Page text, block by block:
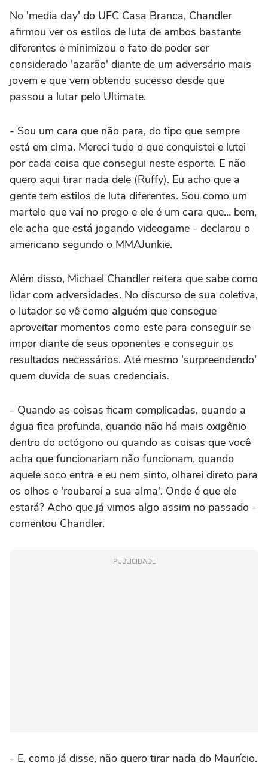
No 'media day' do UFC Casa Branca, Chandler
afirmou ver os estilos de luta de ambos bastante
diferentes e minimizou o fato de poder ser
considerado 'azarão' diante de um adversário mais
jovem e que vem obtendo sucesso desde que
passou a lutar pelo Ultimate.
- Sou um cara que não para, do tipo que sempre
está em cima. Mereci tudo o que conquistei e lutei
por cada coisa que consegui neste esporte. E não
quero aqui tirar nada dele (Ruffy). Eu acho que a
gente tem estilos de luta diferentes. Sou como um
martelo que vai no prego e ele é um cara que… bem,
ele acha que está jogando videogame - declarou o
americano segundo o MMAJunkie.
Além disso, Michael Chandler reitera que sabe como
lidar com adversidades. No discurso de sua coletiva,
o lutador se vê como alguém que consegue
aproveitar momentos como este para conseguir se
impor diante de seus oponentes e conseguir os
resultados necessários. Até mesmo 'surpreendendo'
quem duvida de suas credenciais.
- Quando as coisas ficam complicadas, quando a
água fica profunda, quando não há mais oxigênio
dentro do octógono ou quando as coisas que você
acha que funcionariam não funcionam, quando
aquele soco entra e eu nem sinto, olharei direto para
os olhos e 'roubarei a sua alma'. Onde é que ele
estará? Acho que já vimos algo assim no passado -
comentou Chandler.
PUBLICIDADE
- E, como já disse, não quero tirar nada do Maurício.